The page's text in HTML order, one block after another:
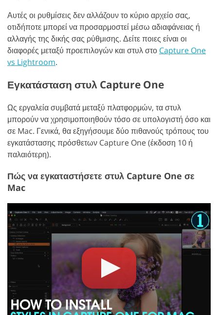
Αυτές οι ρυθμίσεις δεν αλλάζουν το κύριο αρχείο σας,
οτιδήποτε μπορεί να προσαρμοστεί μέσω αδιαφάνειας ή
αλλαγής της δικής σας ρύθμισης. Δείτε ποιες είναι οι
διαφορές μεταξύ προεπιλογών και στυλ στο Capture One
vs Lightroom.
Εγκατάσταση στυλ Capture One
Ως εργαλεία συμβατά μεταξύ πλατφορμών, τα στυλ
μπορούν να χρησιμοποιηθούν τόσο σε υπολογιστή όσο και
σε Mac. Γενικά, θα εξηγήσουμε δύο πιθανούς τρόπους του
εγκατάστασης πρόσθετων Capture One (έκδοση 10 ή
παλαιότερη).
Πώς να εγκαταστήσετε στυλ Capture One σε
Mac